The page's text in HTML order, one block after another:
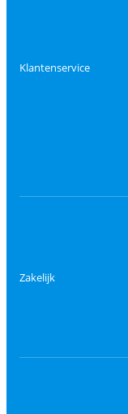
Klantenservice
Zakelijk